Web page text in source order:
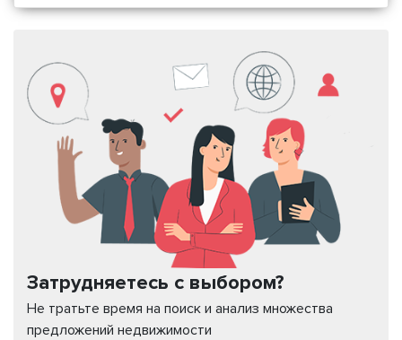
Затрудняетесь с выбором?
Не тратьте время на поиск и анализ множества
предложений недвижимости